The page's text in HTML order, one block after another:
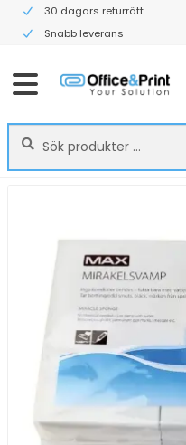
30 dagars returrätt
Snabb leverans
Sök
efter:
Sök